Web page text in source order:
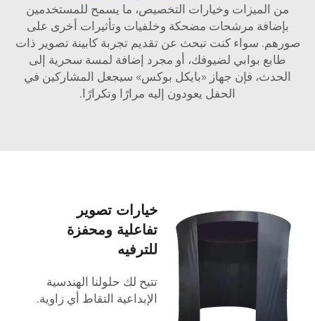
من الميزات وخيارات التخصيص، ما يسمح للمستخدمين
بإضافة مرشحات مضحكة وخلفيات وتأثيرات أخرى على
صورهم. سواء كنت تبحث عن تقديم تجربة كابينة تصوير ذات
طابع بوابي لضيوفك، أو مجرد إضافة لمسة سحرية إلى
الحدث، فإن جهاز «بايكل بوكس» سيجعل المشاركين في
الحفل يعودون إليه مرارًا وتكرارًا.
خيارات تصوير
تفاعلية ومحفزة
للترفيه
تتيح لك حلولنا الهندسية
الإبداعية التقاط أي زاوية.